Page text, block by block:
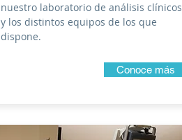
nuestro laboratorio de análisis clínicos
y los distintos equipos de los que
dispone.
Conoce más